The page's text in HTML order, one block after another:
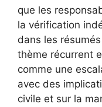
que les
la vérification
dans les
thème récurrent
comme une
avec des
civile et sur la